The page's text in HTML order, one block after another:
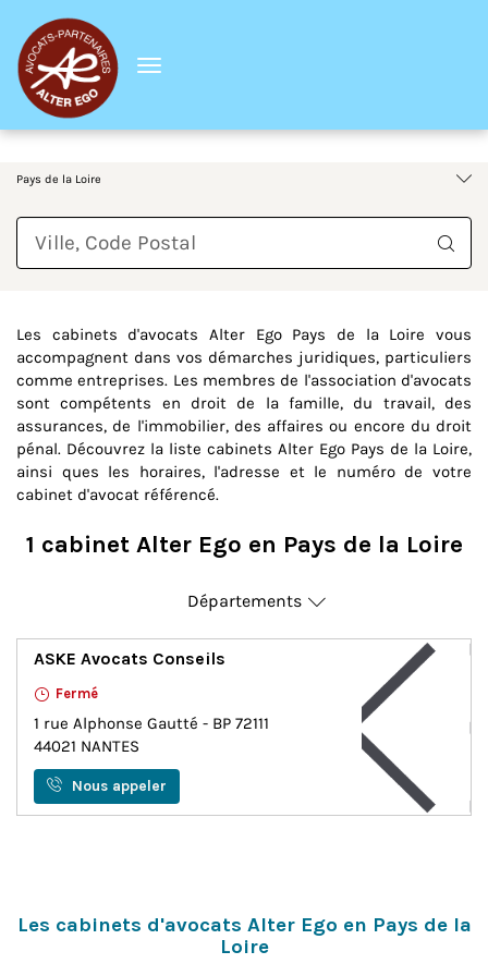
Menu
Pays de la Loire
Requête
Les cabinets d'avocats Alter Ego Pays de la Loire vous
accompagnent dans vos démarches juridiques, particuliers
comme entreprises. Les membres de l'association d'avocats
sont compétents en droit de la famille, du travail, des
assurances, de l'immobilier, des affaires ou encore du droit
pénal. Découvrez la liste cabinets Alter Ego Pays de la Loire,
ainsi ques les horaires, l'adresse et le numéro de votre
cabinet d'avocat référencé.
1 cabinet Alter Ego en Pays de la Loire
Départements
Loire-Atlantique
ASKE Avocats Conseils
Fermé
1 rue Alphonse Gautté - BP 72111
44021 NANTES
Nous appeler
Les cabinets d'avocats Alter Ego en Pays de la
Loire